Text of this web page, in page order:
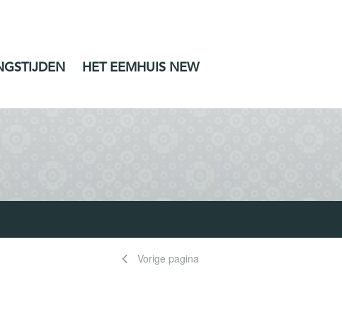
HET EEMHUIS NEW
Vorige pagina